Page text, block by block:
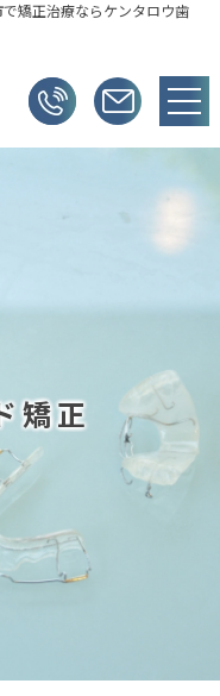
矯正治療ならケンタロウ歯
矯正